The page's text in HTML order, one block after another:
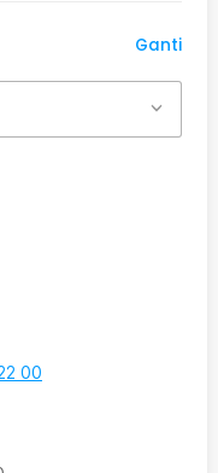
Ganti
00